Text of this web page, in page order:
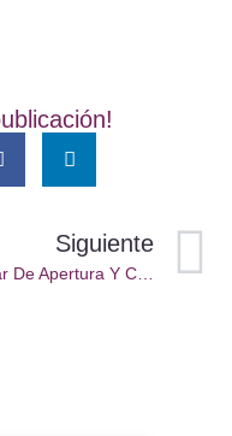
Siguiente
Bazar De Apertura Y Comunicación Positiva